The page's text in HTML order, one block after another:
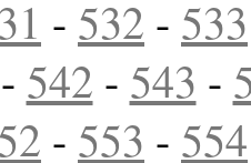
- 532 - 533
- 542 - 543 -
- 553 - 554